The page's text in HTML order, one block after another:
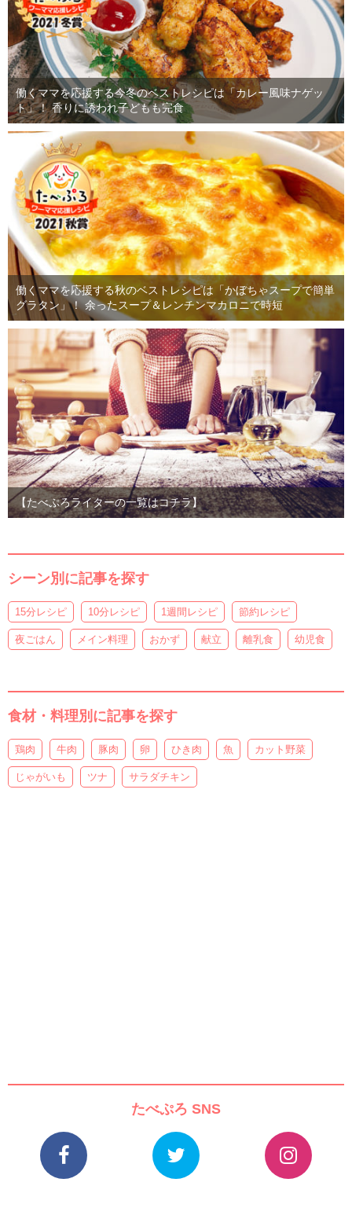
働くママを応援する今冬のベストレシピは「カレー風味ナゲッ
ト」！ 香りに誘われ子どもも完食
働くママを応援する秋のベストレシピは「かぼちゃスープで簡単
グラタン」！ 余ったスープ＆レンチンマカロニで時短
【たべぷろライターの一覧はコチラ】
シーン別に記事を探す
15分レシピ 10分レシピ 1週間レシピ 節約レシピ
夜ごはん メイン料理 おかず 献立 離乳食 幼児食
食材・料理別に記事を探す
鶏肉 牛肉 豚肉 卵 ひき肉 魚 カット野菜
じゃがいも ツナ サラダチキン
たべぷろ SNS